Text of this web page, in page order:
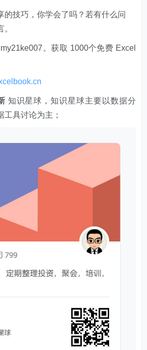
的技巧，你学会了吗？若有什么问
。获取 1000个免费 Excel
知识星球，知识星球主要以数据分
工具讨论为主；